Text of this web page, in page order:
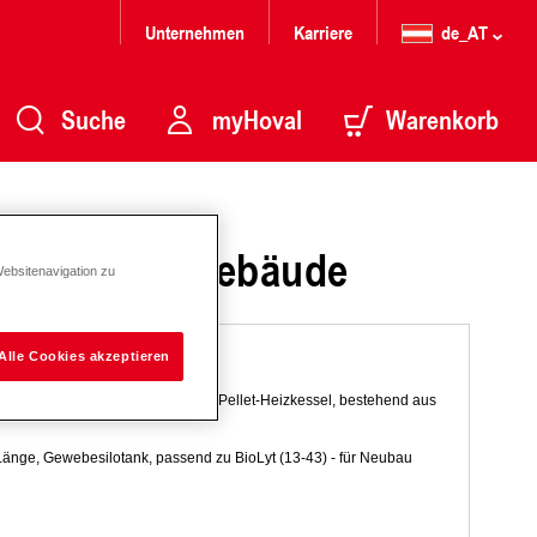
Unternehmen Karriere de_AT
Suche myHoval Warenkorb
im Gebäude
aus einem Pelletlager zum Pellet-Heizkessel, bestehend aus
Gewebesilotank, passend zu BioLyt (13-43) - für Neubau
zu
Cookies akzeptieren